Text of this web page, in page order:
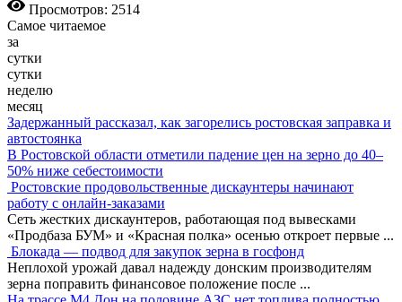
Просмотров: 2514
Самое читаемое
за
сутки
сутки
неделю
месяц
Задержанный рассказал, как загорелись ростовская заправка и
автостоянка
В Ростовской области отметили падение цен на зерно до 40–
50% ниже себестоимости
Ростовские продовольственные дискаунтеры начинают
работу с онлайн-заказами
Сеть жестких дискаунтеров, работающая под вывесками
«Продбаза БУМ» и «Красная полка» осенью откроет первые ...
Блокада — подвод для закупок зерна в госфонд
Неплохой урожай давал надежду донским производителям
зерна поправить финансовое положение после ...